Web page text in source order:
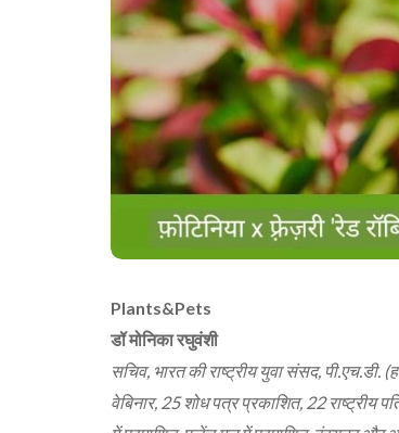
Plants&Pets
डॉ मोनिका रघुवंशी
सचिव, भारत की राष्ट्रीय युवा संसद, पी.एच.डी.
वेबिनार, 25 शोध पत्र प्रकाशित, 22 राष्ट्रीय